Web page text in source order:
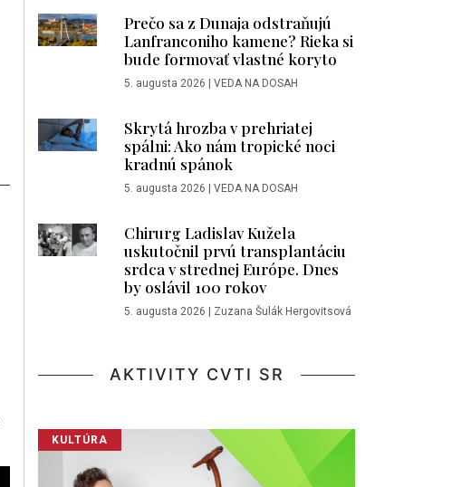
Prečo sa z Dunaja odstraňujú
Lanfranconiho kamene? Rieka si
bude formovať vlastné koryto
5. augusta 2026 | VEDA NA DOSAH
Skrytá hrozba v prehriatej
spálni: Ako nám tropické noci
kradnú spánok
5. augusta 2026 | VEDA NA DOSAH
Chirurg Ladislav Kužela
uskutočnil prvú transplantáciu
srdca v strednej Európe. Dnes
by oslávil 100 rokov
5. augusta 2026 | Zuzana Šulák Hergovitsová
AKTIVITY CVTI SR
KULTÚRA